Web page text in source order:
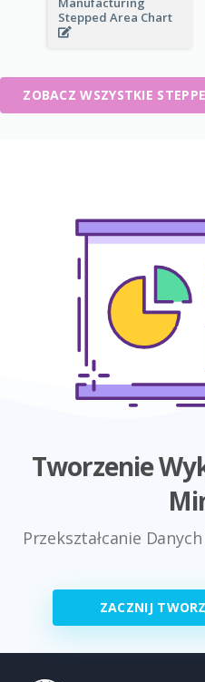
Stepped Area Chart
ZOBACZ WSZYSTKIE
Tworzenie
Przekształcanie
ZACZNIJ